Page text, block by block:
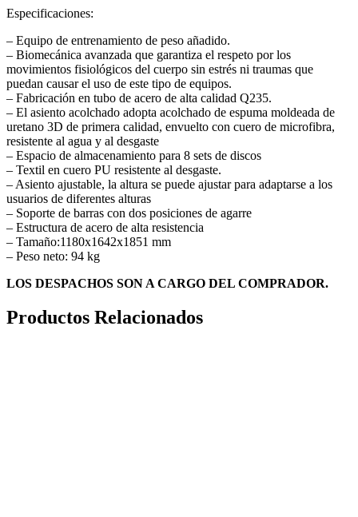
Especificaciones:
– Equipo de entrenamiento de peso añadido.
– Biomecánica avanzada que garantiza el respeto por los
movimientos fisiológicos del cuerpo sin estrés ni traumas que
puedan causar el uso de este tipo de equipos.
– Fabricación en tubo de acero de alta calidad Q235.
– El asiento acolchado adopta acolchado de espuma moldeada de
uretano 3D de primera calidad, envuelto con cuero de microfibra,
resistente al agua y al desgaste
– Espacio de almacenamiento para 8 sets de discos
– Textil en cuero PU resistente al desgaste.
– Asiento ajustable, la altura se puede ajustar para adaptarse a los
usuarios de diferentes alturas
– Soporte de barras con dos posiciones de agarre
– Estructura de acero de alta resistencia
– Tamaño:1180x1642x1851 mm
– Peso neto: 94 kg
LOS DESPACHOS SON A CARGO DEL COMPRADOR.
Productos Relacionados